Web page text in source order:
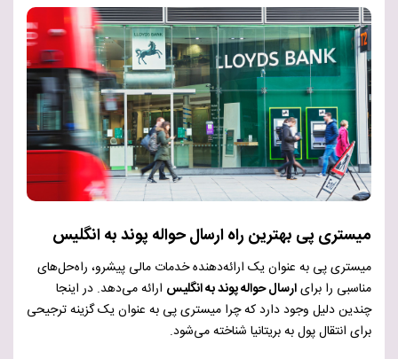
میستری پی بهترین راه ارسال حواله پوند به انگلیس
میستری پی به عنوان یک ارائه‌دهنده خدمات مالی پیشرو، راه‌حل‌های
مناسبی را برایارسال حواله پوند به انگلیس ارائه می‌دهد. در اینجا
چندین دلیل وجود دارد که چرا میستری پی به عنوان یک گزینه ترجیحی
برای انتقال پول به بریتانیا شناخته می‌شود.